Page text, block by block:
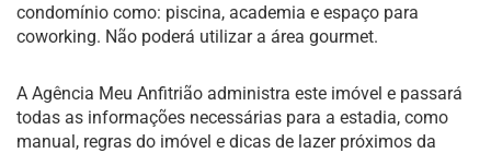
condomínio como: piscina, academia e espaço para
coworking. Não poderá utilizar a área gourmet.
A Agência Meu Anfitrião administra este imóvel e passará
todas as informações necessárias para a estadia, como
manual, regras do imóvel e dicas de lazer próximos da